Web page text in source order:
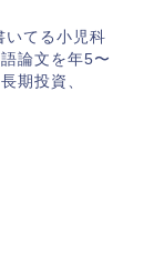
てる小児科
論文を年5〜
期投資、